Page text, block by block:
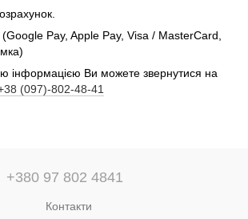
Pay, Apple Pay, Visa / MasterCard,
інформацією Ви можете звернутися на
(097)-802-48-41
+380 97 802 4841
Контакти